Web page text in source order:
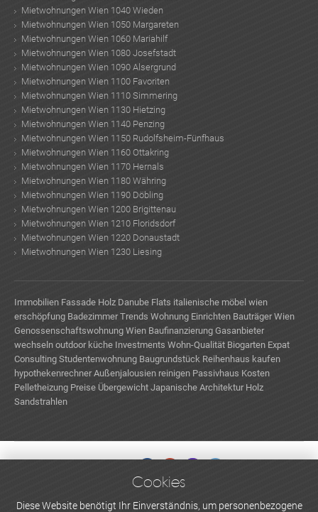
Mietwohnungen Wien 1040 Wieden
Mietwohnungen Wien 1050 Margareten
Mietwohnungen Wien 1060 Mariahilf
Mietwohnungen Wien 1080 Josefstadt
Mietwohnungen Wien 1090 Alsergrund
Mietwohnungen Wien 1100 Favoriten
Mietwohnungen Wien 1110 Simmering
Mietwohnungen Wien 1130 Hietzing
Mietwohnungen Wien 1140 Penzing
Mietwohnungen Wien 1150 Rudolfsheim-Fünfhaus
Mietwohnungen Wien 1160 Ottakring
Mietwohnungen Wien 1170 Hernals
Mietwohnungen Wien 1180 Währing
Mietwohnungen Wien 1190 Döbling
Mietwohnungen Wien 1200 Brigittenau
Mietwohnungen Wien 1210 Floridsdorf
Mietwohnungen Wien 1220 Donaustadt
Mietwohnungen Wien 1230 Liesing
Immobilien Fassade Holz Danube Flats italienische möbel wien
erschöpfung Badezimmer Trends Wohnung Einrichten Bauträger Wien
Genossenschaftswohnung Wien Baufinanzierung Gasanbieter
wechseln outdoor küche Investments Wohn-Qualität Biogarten Expat
Consulting Studentenwohnung Baugrundstück Reihenhaus kaufen
hypothekenrechner Außenjalousien reinigen Passivhaus Kosten
Pelletheizung Preise Übergewicht Japanische Architektur Holz
Sandstrahlen
WERBEN UND INSERIEREN
Cookies
Diese Website benötigt Ihr Einverständnis, um personenbezogene